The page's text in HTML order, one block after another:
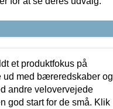
et produktfokus på
ud med bæreredskaber og
andre velovervejede
god start for de små. Klik